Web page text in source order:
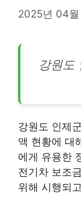
2025년 04월
강원도
강원도 인제
액 현황에 대
에게 유용한
전기차 보조
위해 시행되